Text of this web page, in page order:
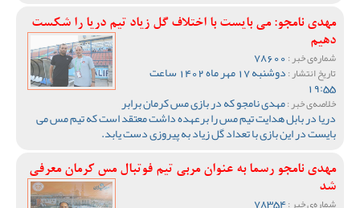
مهدی نامجو: می بایست با اختلاف گل زیاد تیم دریا را شکست
دهیم
شماره‌ی خبر :
تاریخ انتشار : دوشنبه 17 مهر ماه 1402 ساعت
19:55
خلاصه‌ی خبر :مهدی نامجو که در بازی مس کرمان برابر
دریا در بابل هدایت تیم مس را برعهده داشت معتقد است که تیم مس می
بایست در این بازی با تعداد گل زیاد به پیروزی دست یابد.
مهدی نامجو رسما به عنوان مربی تیم فوتبال مس کرمان معرفی
شد